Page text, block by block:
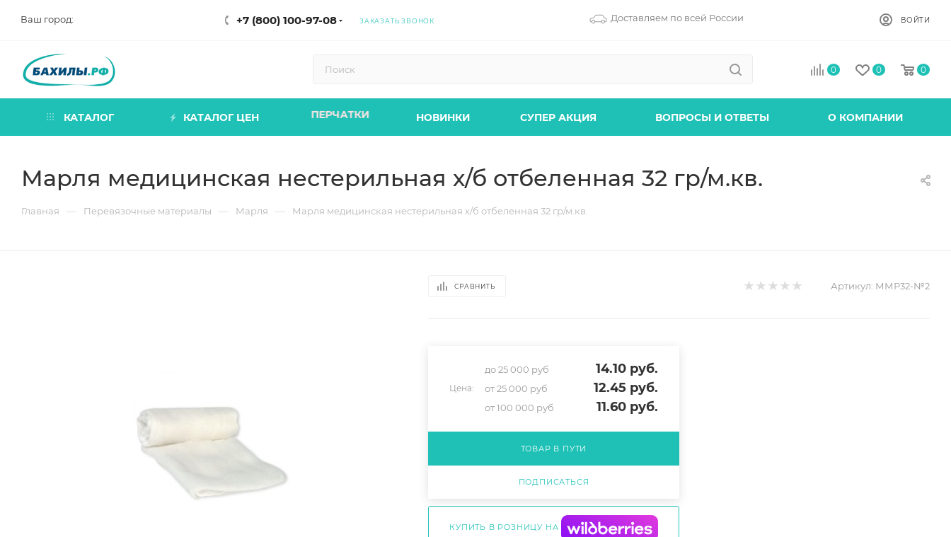
Ваш город: +7 (800) 100-97-08 ЗАКАЗАТЬ ЗВОНОК Доставляем по всей России ВОЙТИ
0 0 0
КАТАЛОГ КАТАЛОГ ЦЕН ПЕРЧАТКИ НОВИНКИ СУПЕР АКЦИЯ ВОПРОСЫ И ОТВЕТЫ О КОМПАНИИ
Марля медицинская нестерильная х/б отбеленная 32 гр/м.кв.
Главная — Перевязочные материалы — Марля — Марля медицинская нестерильная х/б отбеленная 32 гр/м.кв.
СРАВНИТЬ Артикул: ММР32-№2
Цена:
до 25 000 руб 14.10руб.
от 25 000 руб 12.45руб.
от 100 000 руб 11.60руб.
ТОВАР В ПУТИ
ПОДПИСАТЬСЯ
КУПИТЬ В РОЗНИЦУ НА